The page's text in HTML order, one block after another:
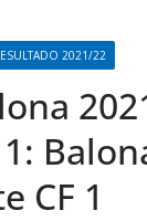
2021/22
CF 1